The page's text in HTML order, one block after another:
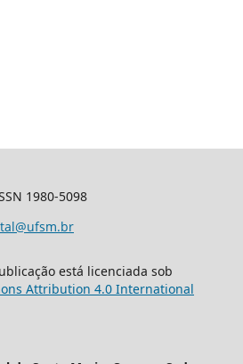
1980-5098
está licenciada sob
Attribution 4.0 International